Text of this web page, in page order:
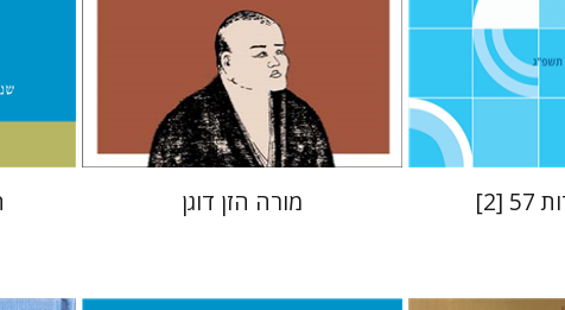
מודפס
$21
[2]
עכשיו בהנחה
$35
$26
מורה הזן דוגן